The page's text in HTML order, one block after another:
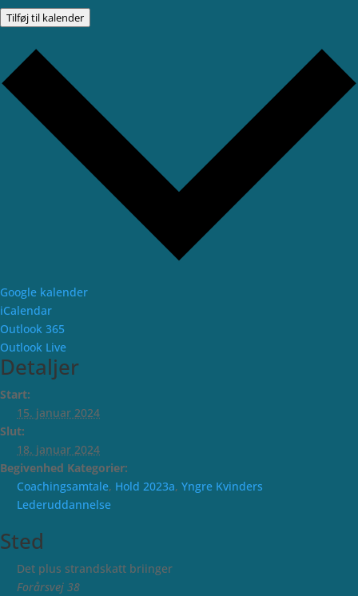
Tilføj til kalender
Google kalender
iCalendar
Outlook 365
Outlook Live
Detaljer
Start:
15. januar 2024
Slut:
18. januar 2024
Begivenhed Kategorier:
Coaching­samtale, Hold 2023a, Yngre Kvinders
Lederuddannelse
Sted
Det plus strandskatt briinger
Forårsvej 38